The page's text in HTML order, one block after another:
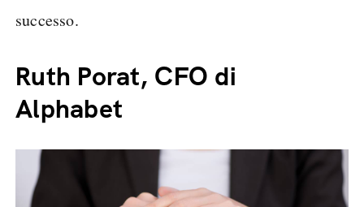
successo.
Ruth Porat, CFO di
Alphabet